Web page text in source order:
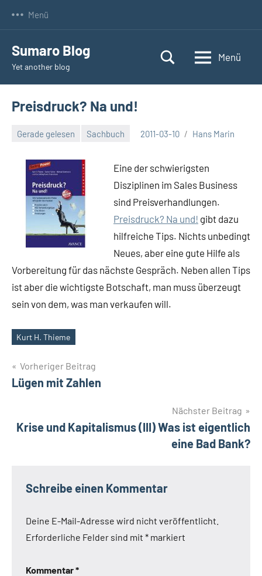
Menü
Sumaro Blog
Yet another blog
Menü
Preisdruck? Na und!
Gerade gelesen Sachbuch 2011-03-10 Hans Marin
Eine der schwierigsten
Disziplinen im Sales Business
sind Preisverhandlungen.
Preisdruck? Na und! gibt dazu
hilfreiche Tips. Nichts unbedingt
Neues, aber eine gute Hilfe als
Vorbereitung für das nächste Gespräch. Neben allen Tips
ist aber die wichtigste Botschaft, man muss überzeugt
sein von dem, was man verkaufen will.
Schlagwörter
Kurt H. Thieme
Beitragsnavigation
Vorheriger Beitrag
Lügen mit Zahlen
Nächster Beitrag
Krise und Kapitalismus (III) Was ist eigentlich
eine Bad Bank?
Schreibe einen Kommentar
Deine E-Mail-Adresse wird nicht veröffentlicht.
Erforderliche Felder sind mit * markiert
Kommentar*